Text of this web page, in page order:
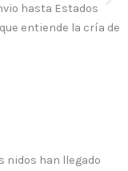
hasta Estados
entiende la cría de
nidos han llegado